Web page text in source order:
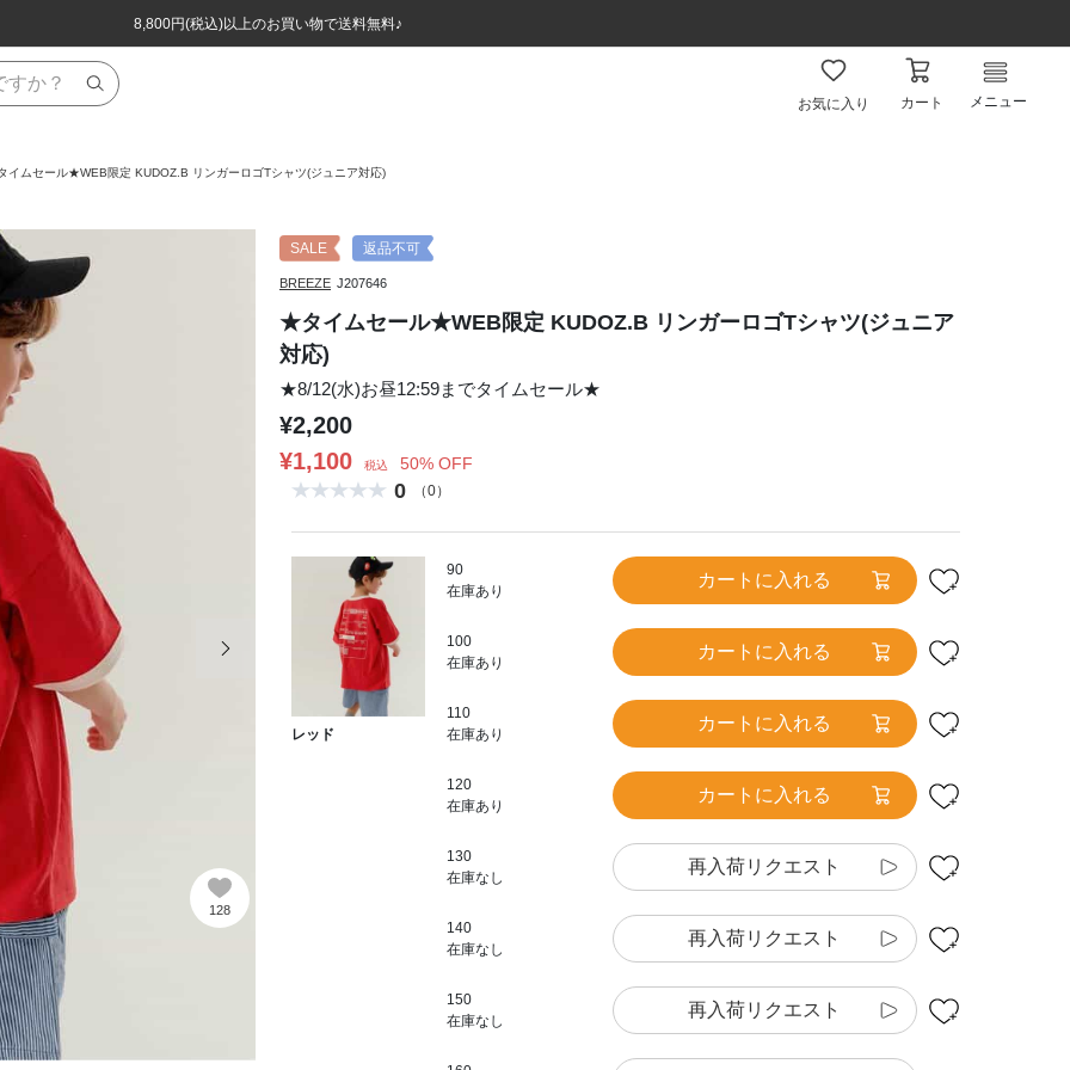
8,800円(税込)以上のお買い物で送料無料♪
ほぼ全品半額！！8/12(水)お昼12:59まで！！
8,800円(税込)以上のお買い物で送料無料♪
ほぼ全品半額！！8/12(水)お昼12:59まで！！
お気に入り カート メニュー
イムセール★WEB限定 KUDOZ.B リンガーロゴTシャツ(ジュニア対応)
128
SALE 返品不可
BREEZE J207646
★タイムセール★WEB限定 KUDOZ.B リンガーロゴTシャツ(ジュニア
対応)
★8/12(水)お昼12:59までタイムセール★
¥2,200
¥1,100
税込 50% OFF
0 （0）
レッド
90
在庫あり
カートに入れる
100
在庫あり
カートに入れる
110
在庫あり
カートに入れる
120
在庫あり
カートに入れる
130
在庫なし
再入荷リクエスト
140
在庫なし
再入荷リクエスト
150
在庫なし
再入荷リクエスト